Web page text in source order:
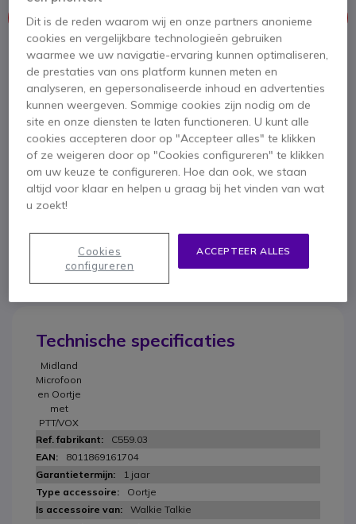
Dit product wordt niet meer geproduceerd.
Om u van dienst te zijn bieden wij vergelijkbare producten aan
Bekijk alternatieven
Productbeschrijving
Technische specificaties
Midland
Microfoon
en Oortje
met
PTT/VOX
C559.03
8011869161704
1 jaar
Oortje
Walkie Talkie
Dit is de reden waarom wij en onze partners anonieme
cookies en vergelijkbare technologieën gebruiken
waarmee we uw navigatie-ervaring kunnen optimaliseren,
de prestaties van ons platform kunnen meten en
analyseren, en gepersonaliseerde inhoud en advertenties
kunnen weergeven. Sommige cookies zijn nodig om de
site en onze diensten te laten functioneren. U kunt alle
cookies accepteren door op "Accepteer alles" te klikken
of ze weigeren door op "Cookies configureren" te klikken
om uw keuze te configureren. Hoe dan ook, we staan
altijd voor klaar en helpen u graag bij het vinden van wat
u zoekt!
ACCEPTEER ALLES
Cookies
configureren